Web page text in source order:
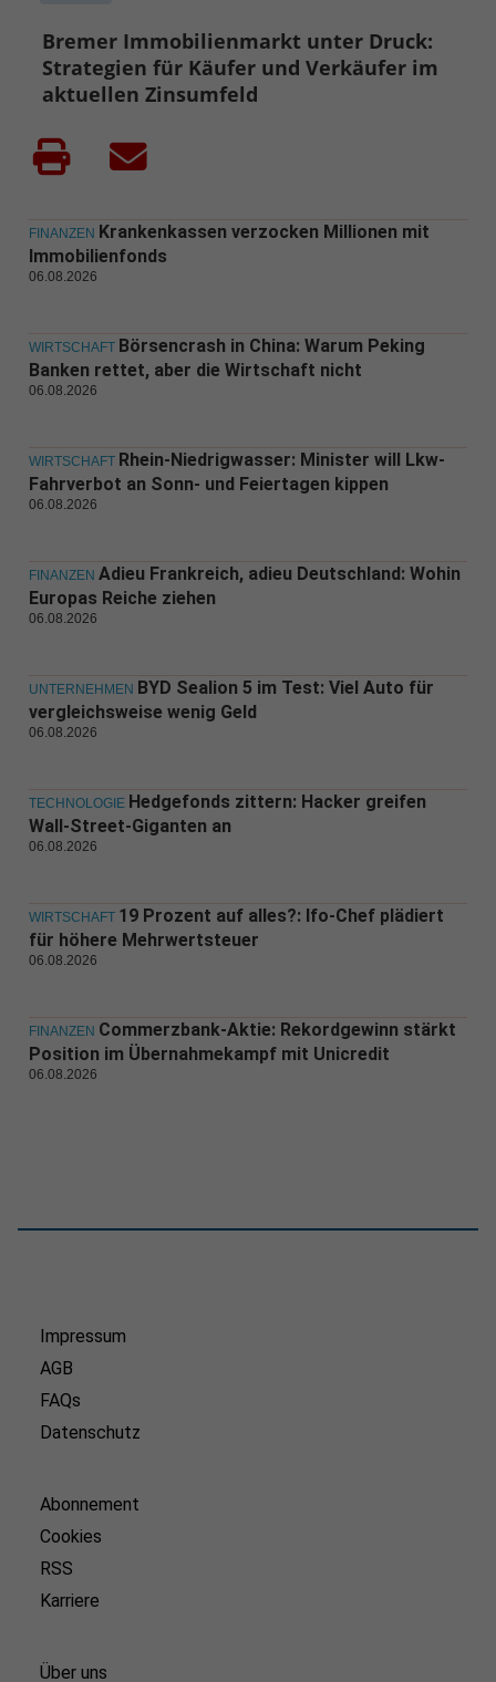
Bremer Immobilienmarkt unter Druck:
Strategien für Käufer und Verkäufer im
aktuellen Zinsumfeld
FINANZEN Krankenkassen verzocken Millionen mit
Immobilienfonds
06.08.2026
WIRTSCHAFT Börsencrash in China: Warum Peking
Banken rettet, aber die Wirtschaft nicht
06.08.2026
WIRTSCHAFT Rhein-Niedrigwasser: Minister will Lkw-
Fahrverbot an Sonn- und Feiertagen kippen
06.08.2026
FINANZEN Adieu Frankreich, adieu Deutschland: Wohin
Europas Reiche ziehen
06.08.2026
UNTERNEHMEN BYD Sealion 5 im Test: Viel Auto für
vergleichsweise wenig Geld
06.08.2026
TECHNOLOGIE Hedgefonds zittern: Hacker greifen
Wall-Street-Giganten an
06.08.2026
WIRTSCHAFT 19 Prozent auf alles?: Ifo-Chef plädiert
für höhere Mehrwertsteuer
06.08.2026
FINANZEN Commerzbank-Aktie: Rekordgewinn stärkt
Position im Übernahmekampf mit Unicredit
06.08.2026
Impressum
AGB
FAQs
Datenschutz
Abonnement
Cookies
RSS
Karriere
Über uns